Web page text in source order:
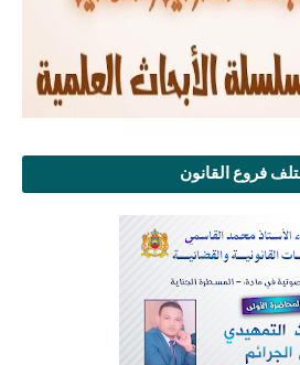
فروع القانون